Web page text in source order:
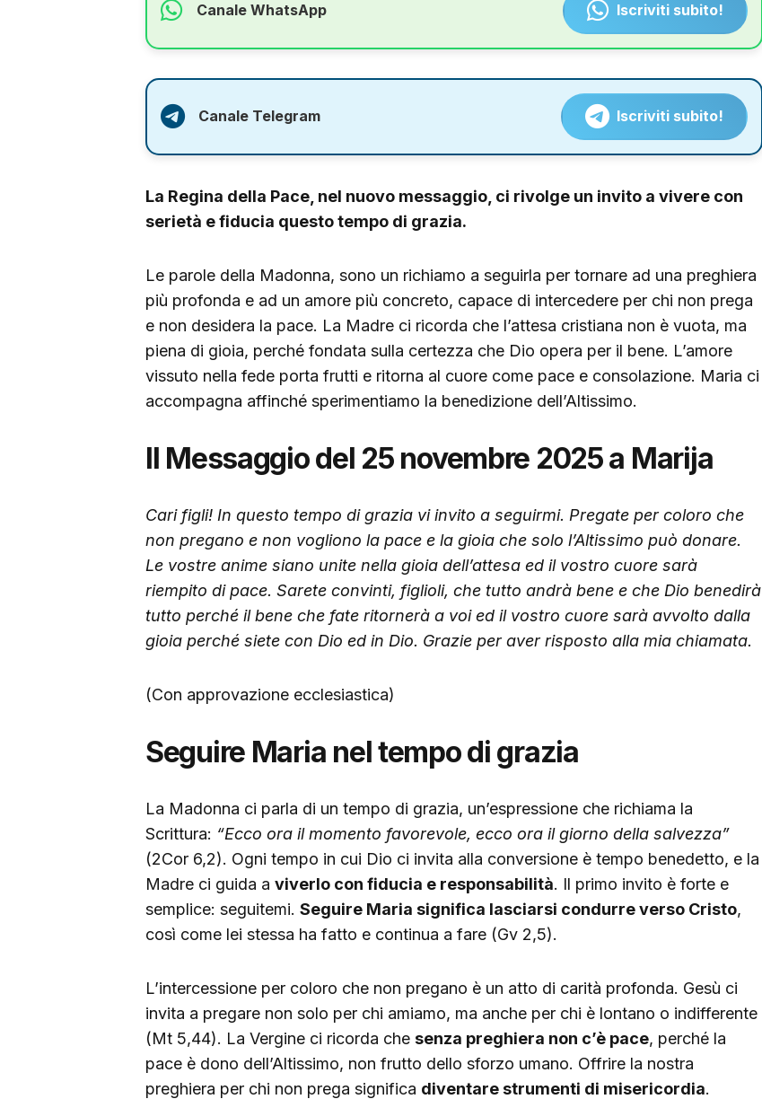
Canale WhatsApp Iscriviti subito!
Canale Telegram Iscriviti subito!
La Regina della Pace, nel nuovo messaggio, ci rivolge un invito a vivere con
serietà e fiducia questo tempo di grazia.
Le parole della Madonna, sono un richiamo a seguirla per tornare ad una preghiera
più profonda e ad un amore più concreto, capace di intercedere per chi non prega
e non desidera la pace. La Madre ci ricorda che l’attesa cristiana non è vuota, ma
piena di gioia, perché fondata sulla certezza che Dio opera per il bene. L’amore
vissuto nella fede porta frutti e ritorna al cuore come pace e consolazione. Maria ci
accompagna affinché sperimentiamo la benedizione dell’Altissimo.
Il Messaggio del 25 novembre 2025 a Marija
Cari figli! In questo tempo di grazia vi invito a seguirmi. Pregate per coloro che
non pregano e non vogliono la pace e la gioia che solo l’Altissimo può donare.
Le vostre anime siano unite nella gioia dell’attesa ed il vostro cuore sarà
riempito di pace. Sarete convinti, figlioli, che tutto andrà bene e che Dio benedirà
tutto perché il bene che fate ritornerà a voi ed il vostro cuore sarà avvolto dalla
gioia perché siete con Dio ed in Dio. Grazie per aver risposto alla mia chiamata.
(Con approvazione ecclesiastica)
Seguire Maria nel tempo di grazia
La Madonna ci parla di un tempo di grazia, un’espressione che richiama la
Scrittura: “Ecco ora il momento favorevole, ecco ora il giorno della salvezza”
(2Cor 6,2). Ogni tempo in cui Dio ci invita alla conversione è tempo benedetto, e la
Madre ci guida a viverlo con fiducia e responsabilità. Il primo invito è forte e
semplice: seguitemi. Seguire Maria significa lasciarsi condurre verso Cristo,
così come lei stessa ha fatto e continua a fare (Gv 2,5).
L’intercessione per coloro che non pregano è un atto di carità profonda. Gesù ci
invita a pregare non solo per chi amiamo, ma anche per chi è lontano o indifferente
(Mt 5,44). La Vergine ci ricorda che senza preghiera non c’è pace, perché la
pace è dono dell’Altissimo, non frutto dello sforzo umano. Offrire la nostra
preghiera per chi non prega significa diventare strumenti di misericordia.